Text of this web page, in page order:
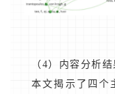
（4）内容分析结
本文揭示了四个